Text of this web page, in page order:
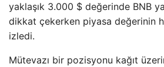
yaklaşık 3.000 $ değerinde BNB
dikkat çekerken piyasa değerinin
izledi.
Mütevazı bir pozisyonu kağıt